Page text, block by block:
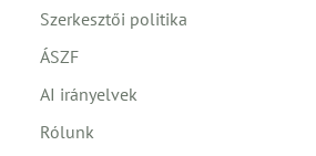
Szerkesztői politika
ÁSZF
AI irányelvek
Rólunk